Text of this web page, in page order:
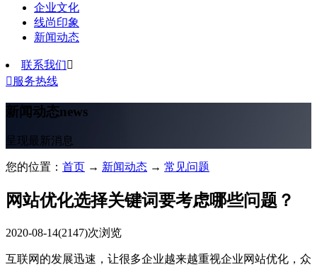
企业文化
线尚印象
新闻动态
联系我们
 服务热线
新闻动态news
呈现最新消息
您的位置： 首页 → 新闻动态 → 常见问题
网站优化选择关键词要考虑哪些问题？
2020-08-14(2147)次浏览
互联网的发展迅速，让很多企业越来越重视企业网站优化，众